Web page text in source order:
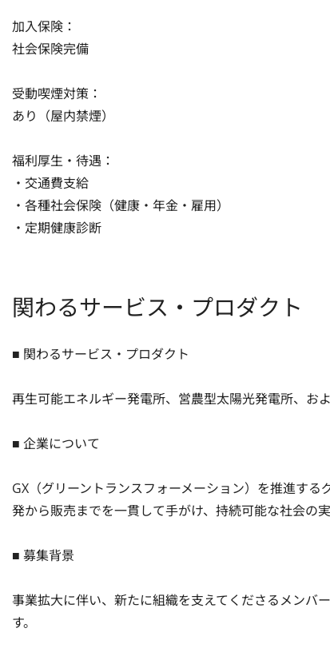
加入保険：
社会保険完備
受動喫煙対策：
あり（屋内禁煙）
福利厚生・待遇：
・交通費支給
・各種社会保険（健康・年金・雇用）
・定期健康診断
関わるサービス・プロダクト
■ 関わるサービス・プロダクト
再生可能エネルギー発電所、営農型太陽光発電所、お
■ 企業について
GX（グリーントランスフォーメーション）を推進す
発から販売までを一貫して手がけ、持続可能な社会の
■ 募集背景
事業拡大に伴い、新たに組織を支えてくださるメンバ
す。